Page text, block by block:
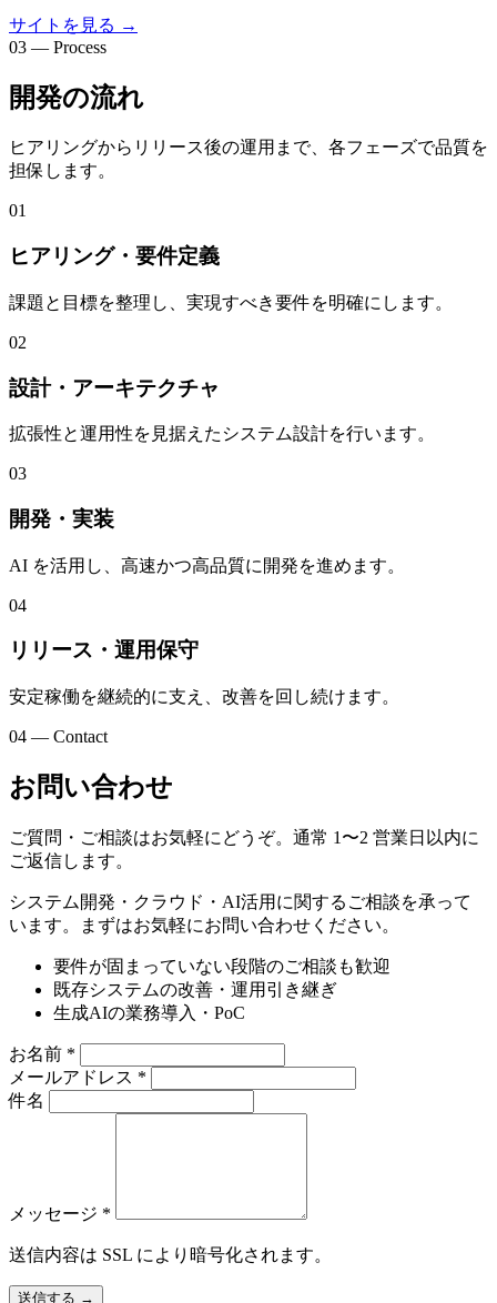
サイトを見る →
03 — Process
開発の流れ
ヒアリングからリリース後の運用まで、各フェーズで品質を
担保します。
01
ヒアリング・要件定義
課題と目標を整理し、実現すべき要件を明確にします。
02
設計・アーキテクチャ
拡張性と運用性を見据えたシステム設計を行います。
03
開発・実装
AI を活用し、高速かつ高品質に開発を進めます。
04
リリース・運用保守
安定稼働を継続的に支え、改善を回し続けます。
04 — Contact
お問い合わせ
ご質問・ご相談はお気軽にどうぞ。通常 1〜2 営業日以内に
ご返信します。
システム開発・クラウド・AI活用に関するご相談を承って
います。まずはお気軽にお問い合わせください。
要件が固まっていない段階のご相談も歓迎
既存システムの改善・運用引き継ぎ
生成AIの業務導入・PoC
お名前 *
メールアドレス *
件名
メッセージ *
送信内容は SSL により暗号化されます。
送信する →